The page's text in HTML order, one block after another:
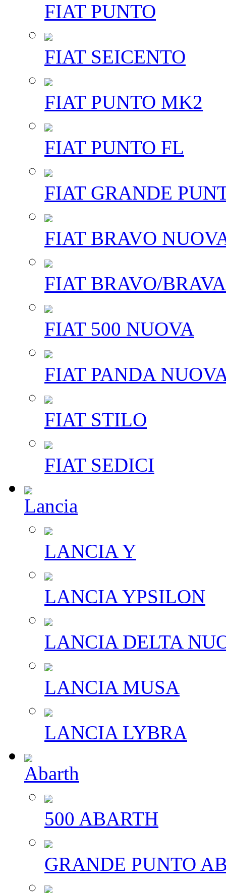
FIAT PUNTO
FIAT SEICENTO
FIAT PUNTO MK2
FIAT PUNTO FL
FIAT GRANDE
FIAT BRAVO
FIAT BRAVO/BRAVA
FIAT 500 NUOVA
FIAT PANDA
FIAT STILO
FIAT SEDICI
Lancia
LANCIA Y
LANCIA YPSILON
LANCIA DELTA
LANCIA MUSA
LANCIA LYBRA
Abarth
500 ABARTH
GRANDE PUNTO